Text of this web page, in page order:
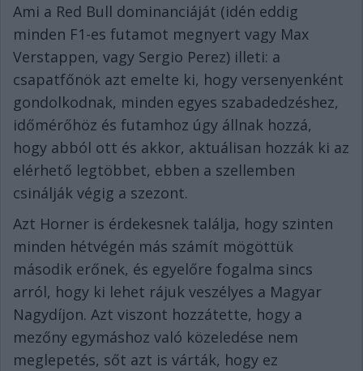
Ami a Red Bull dominanciáját (idén eddig
minden F1-es futamot megnyert vagy Max
Verstappen, vagy Sergio Perez) illeti: a
csapatfőnök azt emelte ki, hogy versenyenként
gondolkodnak, minden egyes szabadedzéshez,
időmérőhöz és futamhoz úgy állnak hozzá,
hogy abból ott és akkor, aktuálisan hozzák ki az
elérhető legtöbbet, ebben a szellemben
csinálják végig a szezont.
Azt Horner is érdekesnek találja, hogy szinten
minden hétvégén más számít mögöttük
második erőnek, és egyelőre fogalma sincs
arról, hogy ki lehet rájuk veszélyes a Magyar
Nagydíjon. Azt viszont hozzátette, hogy a
mezőny egymáshoz való közeledése nem
meglepetés, sőt azt is várták, hogy ez